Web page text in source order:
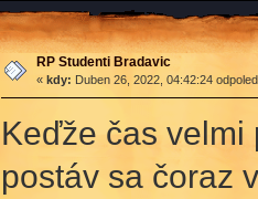
RP Studenti Bradavic
« kdy: Duben 26, 2022, 04:42:24
Keďže čas
postáv sa čoraz